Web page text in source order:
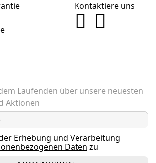
Kontaktiere uns
Laufenden über unsere neuesten
Aktionen
Erhebung und Verarbeitung
Daten zu